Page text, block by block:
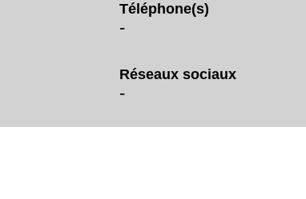
Téléphone(s)
-
Réseaux sociaux
-